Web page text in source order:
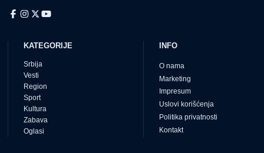
KATEGORIJE
Srbija
Vesti
Region
Sport
Kultura
Zabava
Oglasi
INFO
O nama
Marketing
Impresum
Uslovi korišćenja
Politika privatnosti
Kontakt